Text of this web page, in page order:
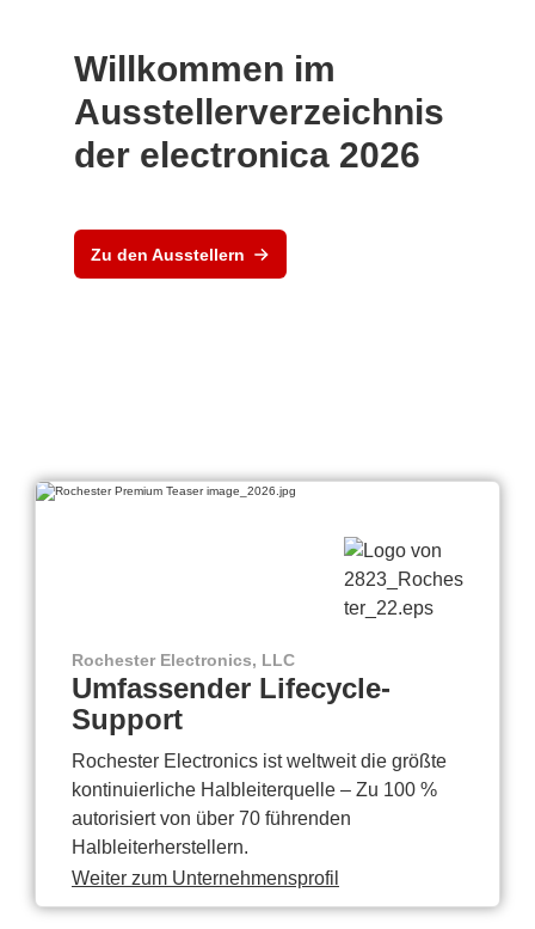
Willkommen im
Ausstellerverzeichnis
der electronica 2026
Zu den Ausstellern
Rochester Electronics, LLC
Umfassender Lifecycle-
Support
Rochester Electronics ist weltweit die größte
kontinuierliche Halbleiterquelle – Zu 100 %
autorisiert von über 70 führenden
Halbleiterherstellern.
Weiter zum Unternehmensprofil